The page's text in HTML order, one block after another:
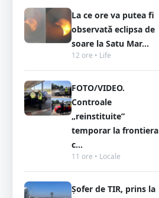
La ce ore va putea fi
observată eclipsa de
soare la Satu Mar...
12 ore • Life
FOTO/VIDEO.
Controale
„reinstituite”
temporar la frontiera
c...
11 ore • Locale
Șofer de TIR, prins la